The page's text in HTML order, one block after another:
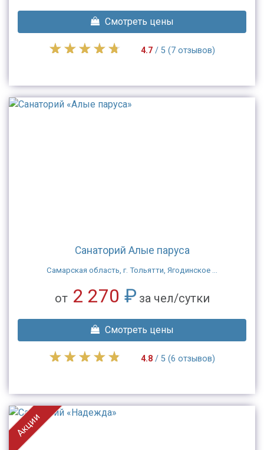
Смотреть цены
4.7/ 5 (7 отзывов)
Санаторий Алые паруса
Самарская область, г. Тольятти, Ягодинское ...
от 2 270 ₽ за чел/сутки
Смотреть цены
4.8/ 5 (6 отзывов)
Акции